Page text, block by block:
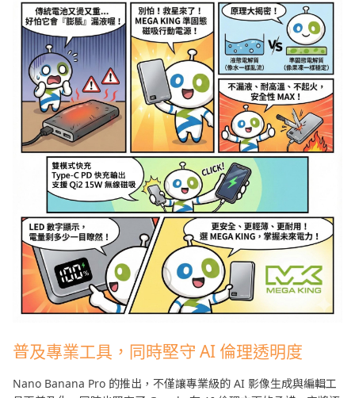
普及專業工具，同時堅守 AI 倫理透明度
Nano Banana Pro 的推出，不僅讓專業級的 AI 影像生成與編輯工